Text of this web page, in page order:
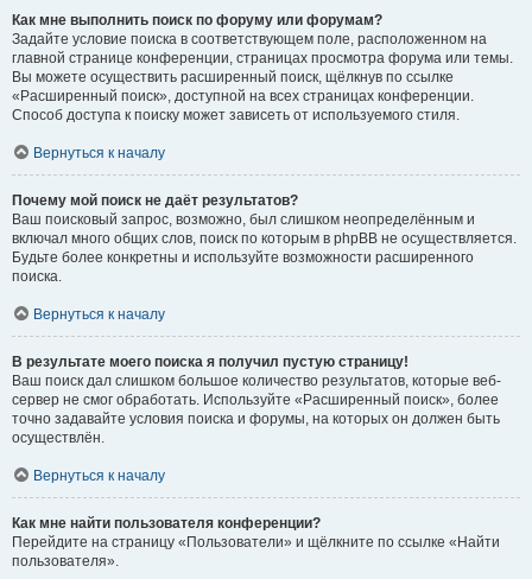
Как мне выполнить поиск по форуму или форумам?
Задайте условие поиска в соответствующем поле, расположенном на
главной странице конференции, страницах просмотра форума или темы.
Вы можете осуществить расширенный поиск, щёлкнув по ссылке
«Расширенный поиск», доступной на всех страницах конференции.
Способ доступа к поиску может зависеть от используемого стиля.
Вернуться к началу
Почему мой поиск не даёт результатов?
Ваш поисковый запрос, возможно, был слишком неопределённым и
включал много общих слов, поиск по которым в phpBB не осуществляется.
Будьте более конкретны и используйте возможности расширенного
поиска.
Вернуться к началу
В результате моего поиска я получил пустую страницу!
Ваш поиск дал слишком большое количество результатов, которые веб-
сервер не смог обработать. Используйте «Расширенный поиск», более
точно задавайте условия поиска и форумы, на которых он должен быть
осуществлён.
Вернуться к началу
Как мне найти пользователя конференции?
Перейдите на страницу «Пользователи» и щёлкните по ссылке «Найти
пользователя».